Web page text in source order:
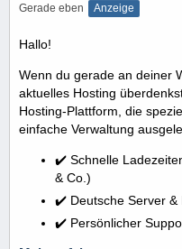
Gerade eben Anzeige
Hallo!
Wenn du gerade an deiner
aktuelles Hosting
Hosting-Plattform, die
einfache Verwaltung
✔️ Schnelle
& Co.)
✔️ Deutsche Server &
✔️ Persönlicher